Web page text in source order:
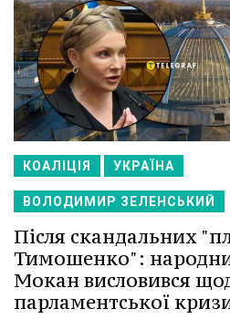
КОАЛІЦІЯ УКРАЇНА
ВОЛОДИМИР ЗЕЛЕНСЬКИЙ
Після скандальних
Тимошенко":
Мокан висловився
парламентської